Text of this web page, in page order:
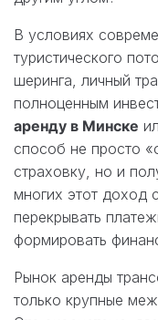
В условиях
туристического
шеринга, личный
полноценным
аренду в Минске
способ не просто
страховку, но и
многих этот доход
перекрывать
формировать
Рынок аренды
только крупные